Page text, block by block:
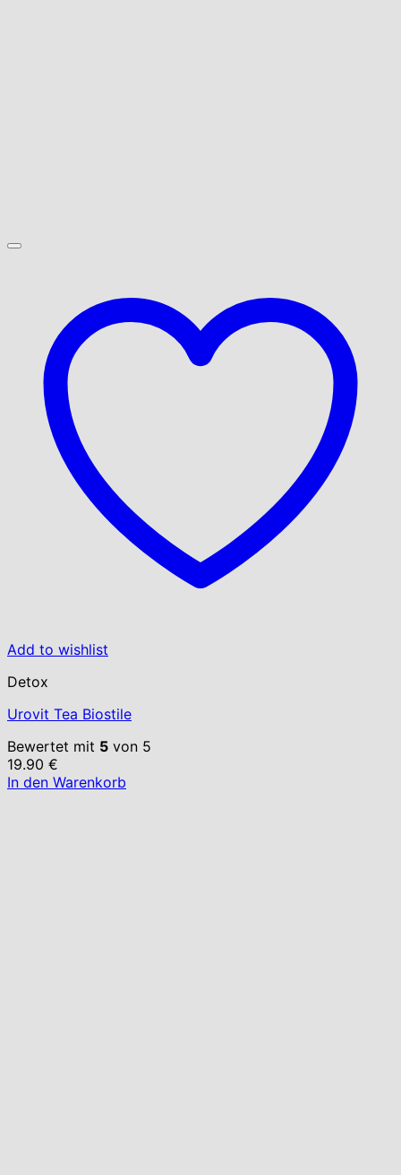
Add to wishlist
Detox
Urovit Tea Biostile
Bewertet mit 5 von 5
19.90 €
In den Warenkorb